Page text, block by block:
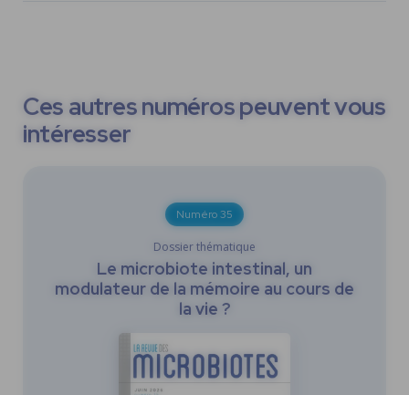
Ces autres numéros peuvent vous
intéresser
Numéro 35
Dossier thématique
Le microbiote intestinal, un
modulateur de la mémoire au cours de
la vie ?